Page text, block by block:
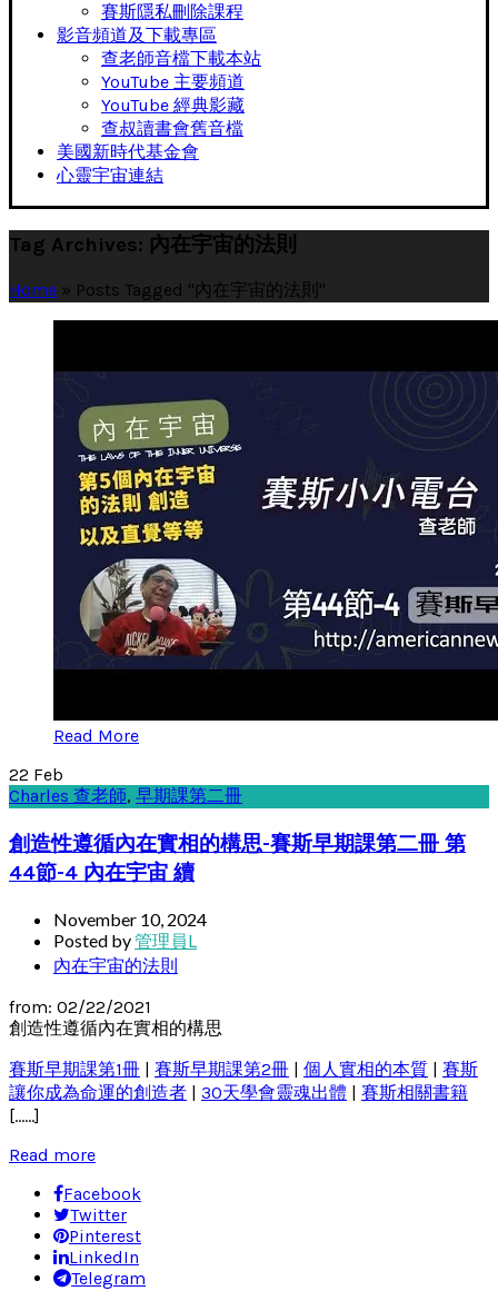
賽斯隱私刪除課程
影音頻道及下載專區
查老師音檔下載本站
YouTube 主要頻道
YouTube 經典影藏
查叔讀書會舊音檔
美國新時代基金會
心靈宇宙連結
Tag Archives: 內在宇宙的法則
Home » Posts Tagged "內在宇宙的法則"
Read More
22 Feb
Charles 查老師, 早期課第二冊
創造性遵循內在實相的構思-賽斯早期課第二冊 第
44節-4 內在宇宙 續
November 10, 2024
Posted by管理員L
內在宇宙的法則
from: 02/22/2021
創造性遵循內在實相的構思
賽斯早期課第1冊 | 賽斯早期課第2冊 | 個人實相的本質 | 賽斯
讓你成為命運的創造者 | 30天學會靈魂出體 | 賽斯相關書籍
[……]
Read more
Facebook
Twitter
Pinterest
LinkedIn
Telegram